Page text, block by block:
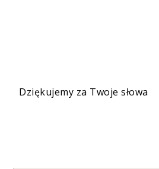
Dziękujemy za Twoje słowa